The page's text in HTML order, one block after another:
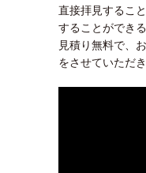
直接拝見するこ
することができる
見積り無料で、
をさせていただき